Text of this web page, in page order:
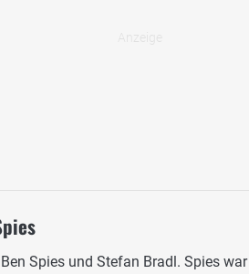
Spies und Stefan Bradl. Spies